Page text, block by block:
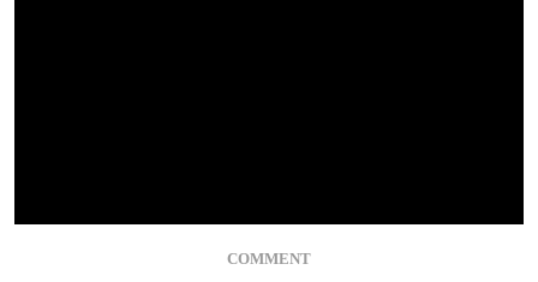
COMMENT